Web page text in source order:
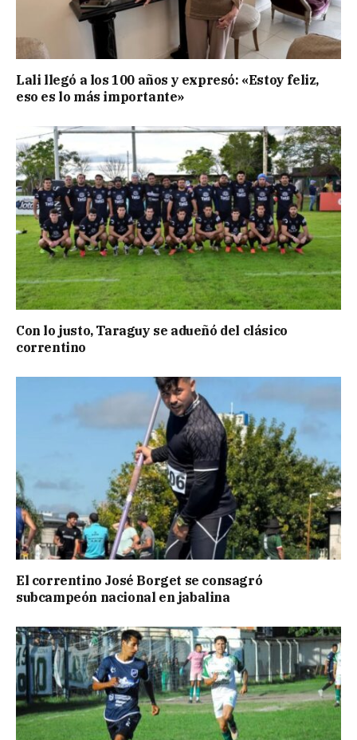
Lali llegó a los 100 años y expresó: «Estoy feliz,
eso es lo más importante»
Con lo justo, Taraguy se adueñó del clásico
correntino
El correntino José Borget se consagró
subcampeón nacional en jabalina